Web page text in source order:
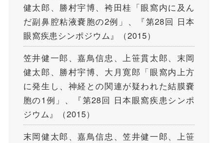
健太郎、勝村宇博、袴田桂「眼窩内に及ん
だ副鼻腔粘液嚢胞の2例」、『第28回 日本
眼窩疾患シンポジウム』（2015）
笠井健一郎、嘉鳥信忠、上笹貫太郎、末岡
健太郎、勝村宇博、大月寛郎「眼窩内上方
に発生し、神経との関連が疑われた結膜嚢
胞の1例」、『第28回 日本眼窩疾患シンポ
ジウム』（2015）
末岡健太郎、嘉鳥信忠、笠井健一郎、上笹